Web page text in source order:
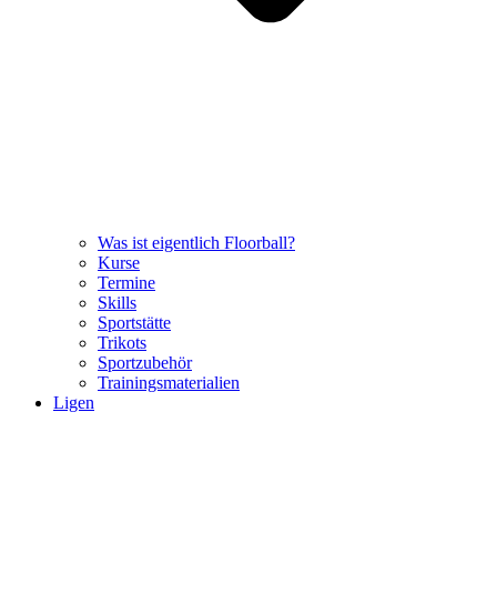
Was ist eigentlich Floorball?
Kurse
Termine
Skills
Sportstätte
Trikots
Sportzubehör
Trainingsmaterialien
Ligen